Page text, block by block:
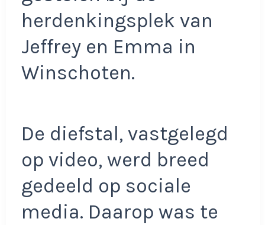
herdenkingsplek van
Jeffrey en Emma in
Winschoten.
De diefstal, vastgelegd
op video, werd breed
gedeeld op sociale
media. Daarop was te